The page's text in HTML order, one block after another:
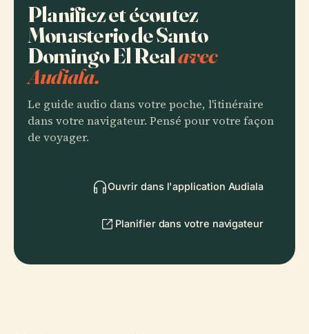
Planifiez et écoutez
Monasterio de Santo
Domingo El Realavec
Audiala.
Le guide audio dans votre poche, l'itinéraire
dans votre navigateur. Pensé pour votre façon
de voyager.
Ouvrir dans l'application Audiala
Planifier dans votre navigateur